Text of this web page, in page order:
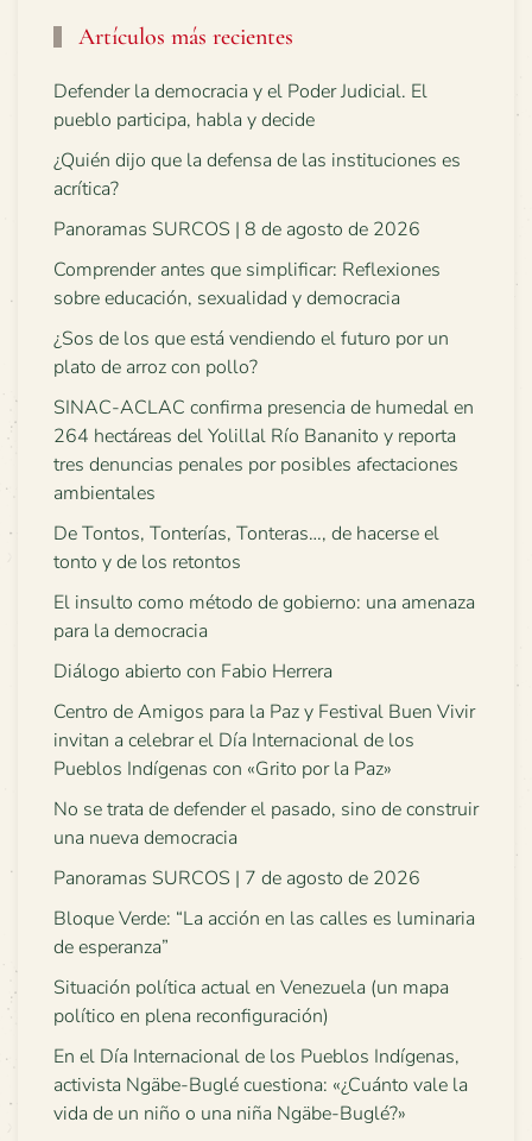
Artículos más recientes
Defender la democracia y el Poder Judicial. El
pueblo participa, habla y decide
¿Quién dijo que la defensa de las instituciones es
acrítica?
Panoramas SURCOS | 8 de agosto de 2026
Comprender antes que simplificar: Reflexiones
sobre educación, sexualidad y democracia
¿Sos de los que está vendiendo el futuro por un
plato de arroz con pollo?
SINAC-ACLAC confirma presencia de humedal en
264 hectáreas del Yolillal Río Bananito y reporta
tres denuncias penales por posibles afectaciones
ambientales
De Tontos, Tonterías, Tonteras…, de hacerse el
tonto y de los retontos
El insulto como método de gobierno: una amenaza
para la democracia
Diálogo abierto con Fabio Herrera
Centro de Amigos para la Paz y Festival Buen Vivir
invitan a celebrar el Día Internacional de los
Pueblos Indígenas con «Grito por la Paz»
No se trata de defender el pasado, sino de construir
una nueva democracia
Panoramas SURCOS | 7 de agosto de 2026
Bloque Verde: “La acción en las calles es luminaria
de esperanza”
Situación política actual en Venezuela (un mapa
político en plena reconfiguración)
En el Día Internacional de los Pueblos Indígenas,
activista Ngäbe-Buglé cuestiona: «¿Cuánto vale la
vida de un niño o una niña Ngäbe-Buglé?»